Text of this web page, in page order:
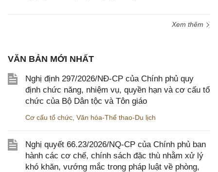
Xem thêm
VĂN BẢN MỚI NHẤT
Nghị định 297/2026/NĐ-CP của Chính phủ quy
định chức năng, nhiệm vụ, quyền hạn và cơ cấu tổ
chức của Bộ Dân tộc và Tôn giáo
Cơ cấu tổ chức Văn hóa-Thể thao-Du lịch
Nghị quyết 66.23/2026/NQ-CP của Chính phủ ban
hành các cơ chế, chính sách đặc thù nhằm xử lý
khó khăn, vướng mắc trong pháp luật về phòng,